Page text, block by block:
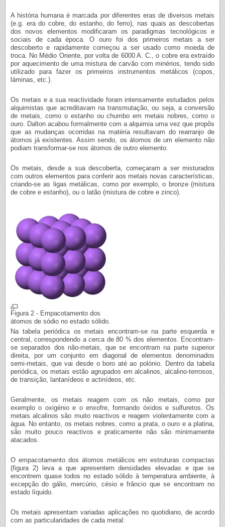
A história humana é marcada por diferentes eras de diversos metais
(e.g. era do cobre, do estanho, do ferro), nas quais as descobertas
dos novos elementos modificaram os paradigmas tecnológicos e
sociais de cada época. O ouro foi dos primeiros metais a ser
descoberto e rapidamente começou a ser usado como moeda de
troca. No Médio Oriente, por volta de 6000 A. C., o cobre era extraído
por aquecimento de uma mistura de carvão com minérios, tendo sido
utilizado para fazer os primeiros instrumentos metálicos (copos,
láminas, etc.).
Os metais e a sua reactividade foram intensamente estudados pelos
alquimistas que acreditavam na transmutação, ou seja, a conversão
de metais, como o estanho ou chumbo em metais nobres, como o
ouro. Dalton acabou formalmente com a alquimia uma vez que propôs
que as mudanças ocorridas na matéria resultavam do rearranjo de
átomos já existentes. Assim sendo, os átomos de um elemento não
podiam transformar-se nos átomos de outro elemento.
Os metais, desde a sua descoberta, começaram a ser misturados
com outros elementos para conferir aos metais novas características,
criando-se as ligas metálicas, como por exemplo, o bronze (mistura
de cobre e estanho), ou o latão (mistura de cobre e zinco).
Figura 2 - Empacotamento dos
átomos de sódio no estado sólido.
Na tabela periódica os metais encontram-se na parte esquerda e
central, correspondendo a cerca de 80 % dos elementos. Encontram-
se separados dos não-metais, que se encontram na parte superior
direita, por um conjunto em diagonal de elementos denominados
semi-metais, que vai desde o boro até ao polónio. Dentro da tabela
periódica, os metais estão agrupados em alcalinos, alcalino-terrosos,
de transição, lantanídeos e actinídeos, etc.
Geralmente, os metais reagem com os não metais, como por
exemplo o oxigénio e o enxofre, formando óxidos e sulfuretos. Os
metais alcalinos são muito reactivos e reagem violentamente com a
água. No entanto, os metais nobres, como a prata, o ouro e a platina,
são muito pouco reactivos e praticamente não são minimamente
atacados.
O empacotamento dos átomos metálicos em estruturas compactas
(figura 2) leva a que apresentem densidades elevadas e que se
encontrem quase todos no estado sólido à temperatura ambiente, à
excepção do gálio, mercúrio, césio e frâncio que se encontram no
estado líquido.
Os metais apresentam variadas aplicações no quotidiano, de acordo
com as particularidades de cada metal: